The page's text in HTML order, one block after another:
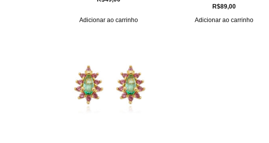
Adicionar ao carrinho
R$89,00
Adicionar ao carrinho